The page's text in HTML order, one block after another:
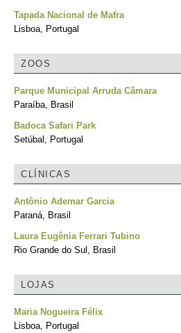
Tapada Nacional de Mafra
Lisboa, Portugal
ZOOS
Parque Municipal Arruda Câmara
Paraíba, Brasil
Badoca Safari Park
Setúbal, Portugal
CLÍNICAS
Antônio Ademar Garcia
Paraná, Brasil
Laura Eugênia Ferrari Tubino
Rio Grande do Sul, Brasil
LOJAS
Maria Nogueira Félix
Lisboa, Portugal